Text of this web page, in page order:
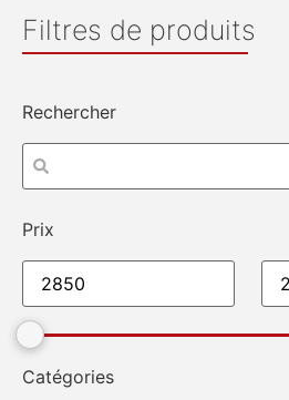
Filtres de produits
Rechercher
Prix
Catégories